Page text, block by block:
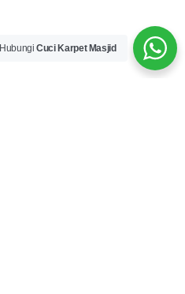
HubungiCuci Karpet Masjid